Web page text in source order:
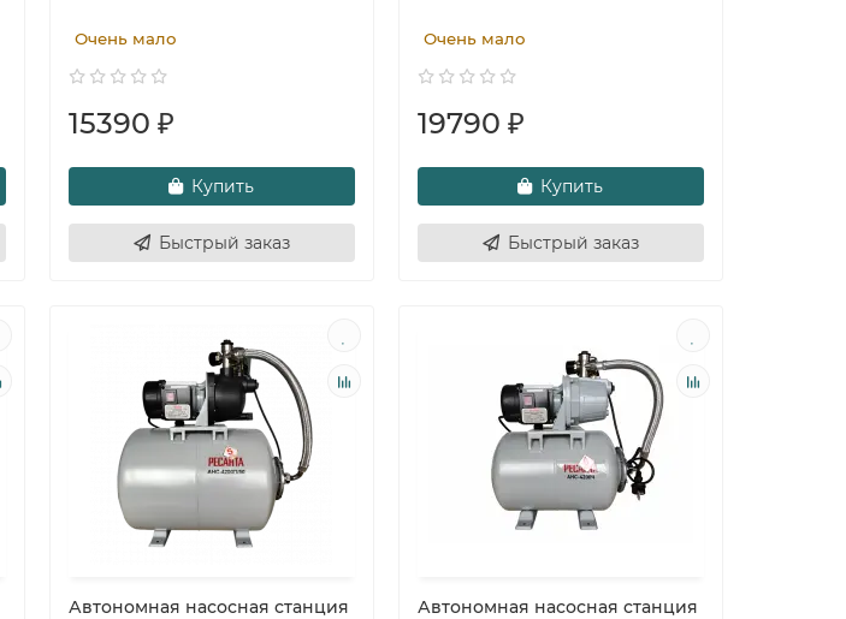
Очень мало
15390 ₽
Купить
Быстрый заказ
Очень мало
19790 ₽
Купить
Быстрый заказ
Автономная насосная станция
Автономная насосная станция